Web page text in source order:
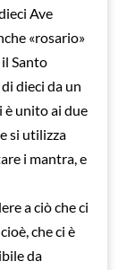
Ave
«rosario»
Santo
dieci da un
unito ai due
si utilizza
i mantra, e
a ciò che ci
che ci è
da